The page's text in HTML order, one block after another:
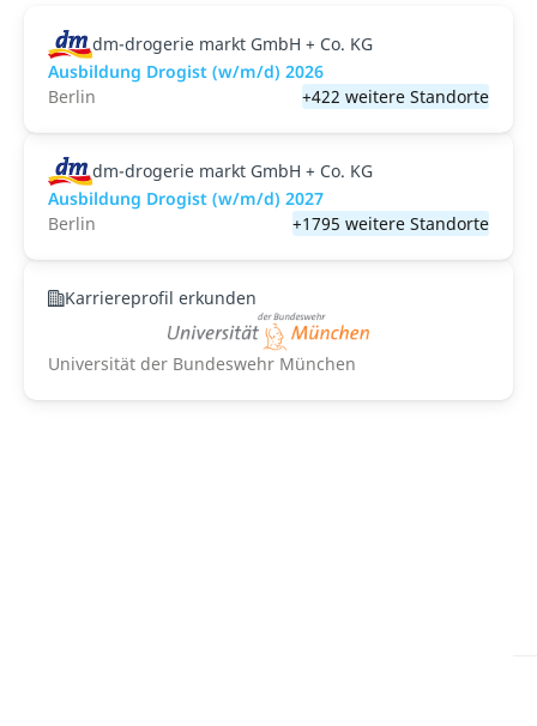
dm-drogerie markt GmbH + Co. KG
Ausbildung Drogist (w/m/d) 2026
Berlin
+422 weitere Standorte
dm-drogerie markt GmbH + Co. KG
Ausbildung Drogist (w/m/d) 2027
Berlin
+1795 weitere Standorte
Karriereprofil erkunden
Universität der Bundeswehr München